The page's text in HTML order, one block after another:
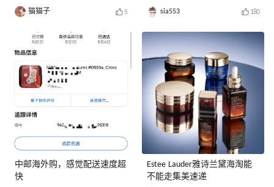
猫猫子 5
中邮海外购，感觉配送速度超
快
sia553 180
Estee Lauder雅诗兰黛海淘能
不能走集美速递